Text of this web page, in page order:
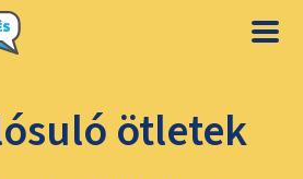
ötletek